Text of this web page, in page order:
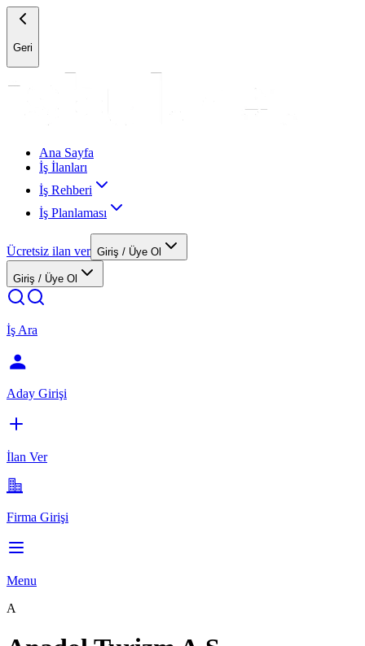
Geri
Ana Sayfa
İş İlanları
İş Rehberi
İş Planlaması
Ücretsiz ilan ver Giriş / Üye Ol
Giriş / Üye Ol
İş Ara
Aday Girişi
İlan Ver
Firma Girişi
Menu
A